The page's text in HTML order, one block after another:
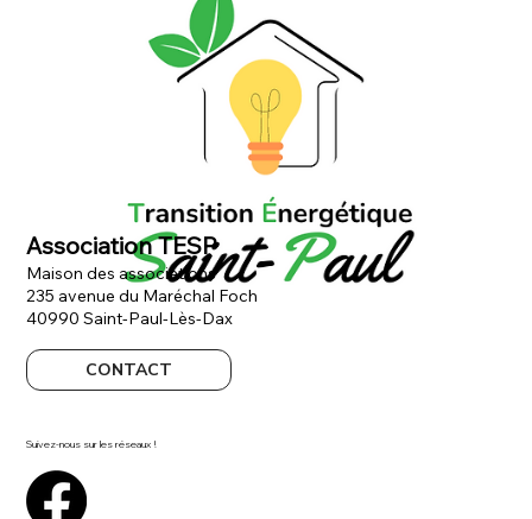
Association TESP
Maison des associations
235 avenue du Maréchal Foch
40990 Saint-Paul-Lès-Dax
CONTACT
Suivez-nous sur les réseaux !